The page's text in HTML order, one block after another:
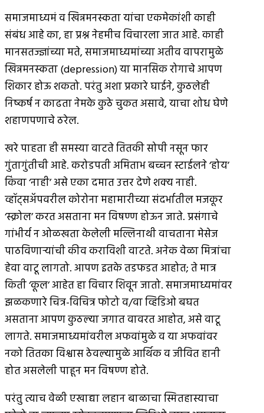
समाजमाध्यमं व खिन्नमनस्कता यांचा एकमेकांशी काही
संबंध आहे का, हा प्रश्न नेहमीच विचारला जात आहे. काही
मानसतज्ज्ञांच्या मते, समाजमाध्यमांच्या अतीव वापरामुळे
खिन्नमनस्कता (depression) या मानसिक रोगाचे आपण
शिकार होऊ शकतो. परंतु अशा प्रकारे घाईने, कुठलेही
निष्कर्ष न काढता नेमके कुठे चुकत असावे, याचा शोध घेणे
शहाणपणाचे ठरेल.
खरे पाहता ही समस्या वाटते तितकी सोपी नसून फार
गुंतागुंतीची आहे. करोडपती अमिताभ बच्चन स्टाईलने ‘होय’
किंवा ‘नाही’ असे एका दमात उत्तर देणे शक्य नाही.
व्हॉट्सअ‍ॅपवरील कोरोना महामारीच्या संदर्भातील मजकूर
‘स्क्रोल’ करत असताना मन विषण्ण होऊन जाते. प्रसंगाचे
गांभीर्य न ओळखता केलेली मल्लिनाथी वाचताना मेसेज
पाठविणार्‍यांची कीव कराविशी वाटते. अनेक वेळा मित्रांचा
हेवा वाटू लागतो. आपण इतके तडफडत आहोत; ते मात्र
किती ‘कूल’ आहेत हा विचार शिवून जातो. समाजमाध्यमांवर
झळकणारे चित्र-विचित्र फोटो व/वा व्हिडिओ बघत
असताना आपण कुठल्या जगात वावरत आहोत, असे वाटू
लागते. समाजमाध्यमांवरील अफवांमुळे व या अफवांवर
नको तितका विश्वास ठेवल्यामुळे आर्थिक व जीवित हानी
होत असलेली पाहून मन विषण्ण होते.
परंतु त्याच वेळी एखाद्या लहान बाळाचा स्मितहास्याचा